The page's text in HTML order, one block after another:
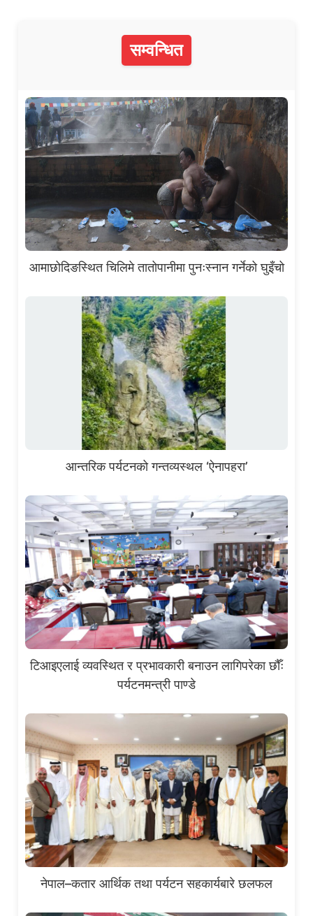
सम्वन्धित
आमाछोदिङस्थित चिलिमे तातोपानीमा पुनःस्नान गर्नेको घुइँचो
आन्तरिक पर्यटनको गन्तव्यस्थल ‘ऐनापहरा’
टिआइएलाई व्यवस्थित र प्रभावकारी बनाउन लागिपरेका छौँः
पर्यटनमन्त्री पाण्डे
नेपाल–कतार आर्थिक तथा पर्यटन सहकार्यबारे छलफल